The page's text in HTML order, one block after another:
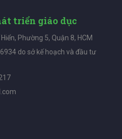
triển giáo dục
Phường 5, Quận 8, HCM
do sở kế hoạch và đầu tư